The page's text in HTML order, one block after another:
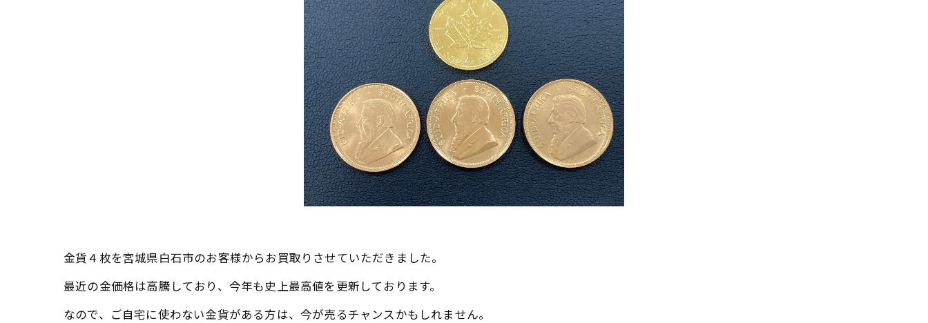
金貨４枚を宮城県白石市のお客様からお買取りさせていただきました。
最近の金価格は高騰しており、今年も史上最高値を更新しております。
なので、ご自宅に使わない金貨がある方は、今が売るチャンスかもしれません。